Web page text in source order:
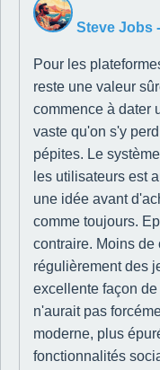
Steve Jobs -
Pour les
reste une valeur
commence à dater
vaste qu'on s'y
pépites. Le
les utilisateurs est
une idée avant
comme toujours.
contraire. Moins de
régulièrement des
excellente façon
n'aurait pas
moderne, plus
fonctionnalités